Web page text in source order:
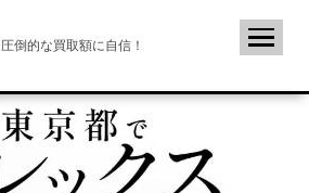
圧倒的な買取額に自信！